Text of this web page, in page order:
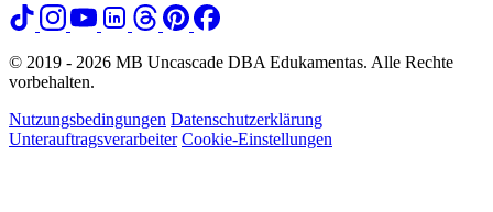
© 2019 - 2026 MB Uncascade DBA Edukamentas. Alle Rechte
vorbehalten.
Nutzungsbedingungen Datenschutzerklärung
Unterauftragsverarbeiter Cookie-Einstellungen